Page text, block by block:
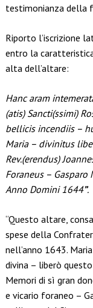
testimonianza della
Riporto l’iscrizione
entro la
alta dell’altare:
Hanc aram
(atis) Sancti(ssimi)
bellicis incendiis –
Maria – divinitus
Rev.(erendus)
Foraneus –
Anno Domini 1644”.
“Questo altare,
spese della
nell’anno 1643.
divina – liberò
Memori di sì gran
e vicario foraneo –